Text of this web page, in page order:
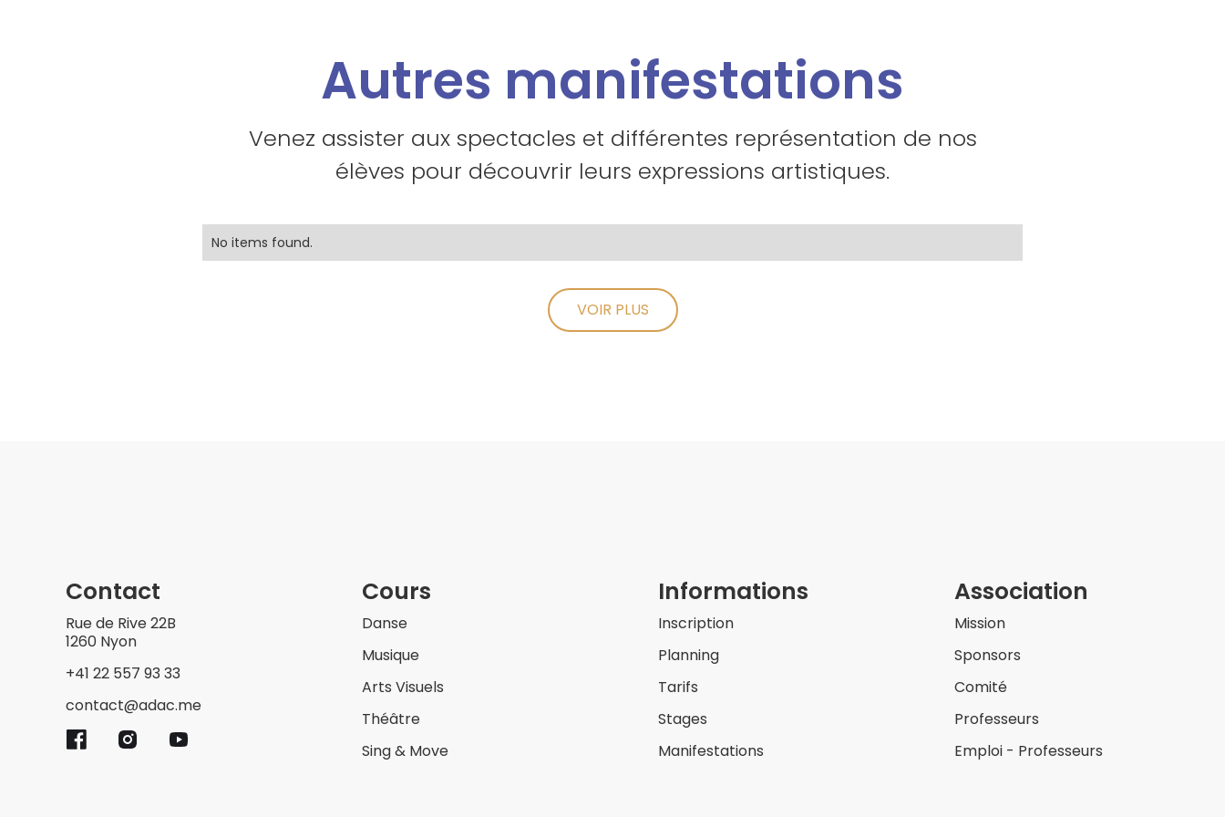
Autres manifestations
Venez assister aux spectacles et différentes représentation de nos
élèves pour découvrir leurs expressions artistiques.
No items found.
VOIR PLUS
Contact
Rue de Rive 22B
1260 Nyon
+41 22 557 93 33
contact@adac.me
Cours
Danse
Musique
Arts Visuels
Théâtre
Sing & Move
Informations
Inscription
Planning
Tarifs
Stages
Manifestations
Association
Mission
Sponsors
Comité
Professeurs
Emploi - Professeurs